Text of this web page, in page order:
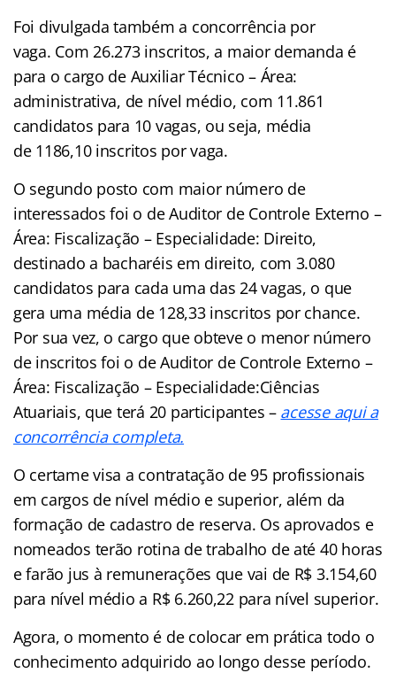
Foi divulgada também a concorrência por
vaga. Com 26.273 inscritos, a maior demanda é
para o cargo de Auxiliar Técnico – Área:
administrativa, de nível médio, com 11.861
candidatos para 10 vagas, ou seja, média
de 1186,10 inscritos por vaga.
O segundo posto com maior número de
interessados foi o de Auditor de Controle Externo –
Área: Fiscalização – Especialidade: Direito,
destinado a bacharéis em direito, com 3.080
candidatos para cada uma das 24 vagas, o que
gera uma média de 128,33 inscritos por chance.
Por sua vez, o cargo que obteve o menor número
de inscritos foi o de Auditor de Controle Externo –
Área: Fiscalização – Especialidade:Ciências
Atuariais, que terá 20 participantes – acesse aqui a
concorrência completa.
O certame visa a contratação de 95 profissionais
em cargos de nível médio e superior, além da
formação de cadastro de reserva. Os aprovados e
nomeados terão rotina de trabalho de até 40 horas
e farão jus à remunerações que vai de R$ 3.154,60
para nível médio a R$ 6.260,22 para nível superior.
Agora, o momento é de colocar em prática todo o
conhecimento adquirido ao longo desse período.